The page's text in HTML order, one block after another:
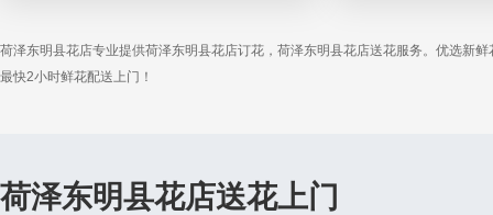
荷泽东明县花店专业提供荷泽东明县花店订花，荷泽东明县花店送花服务。优选新
最快2小时鲜花配送上门！
荷泽东明县花店送花上门